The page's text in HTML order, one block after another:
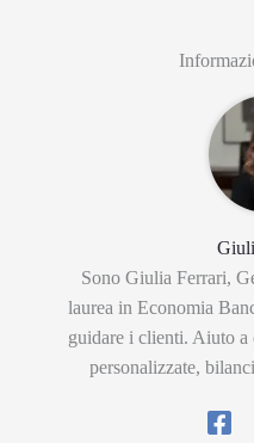
Sono Giulia Ferrari,
laurea in Economia
guidare i clienti. Aiuto a
personalizzate,